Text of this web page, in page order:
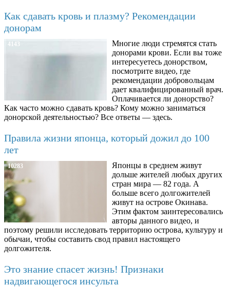
Как сдавать кровь и плазму? Рекомендации
донорам
4143
Многие люди стремятся стать
донорами крови. Если вы тоже
интересуетесь донорством,
посмотрите видео, где
рекомендации добровольцам
дает квалифицированный врач.
Оплачивается ли донорство?
Как часто можно сдавать кровь? Кому можно заниматься
донорской деятельностью? Все ответы — здесь.
Правила жизни японца, который дожил до 100
лет
10283
Японцы в среднем живут
дольше жителей любых других
стран мира — 82 года. А
больше всего долгожителей
живут на острове Окинава.
Этим фактом заинтересовались
авторы данного видео, и
поэтому решили исследовать территорию острова, культуру и
обычаи, чтобы составить свод правил настоящего
долгожителя.
Это знание спасет жизнь! Признаки
надвигающегося инсульта